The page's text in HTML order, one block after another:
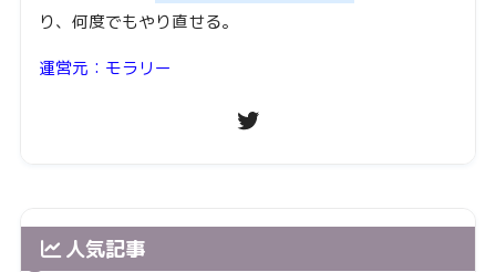
り、何度でもやり直せる。
運営元：モラリー
人気記事